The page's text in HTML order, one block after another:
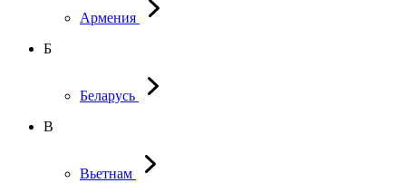
Армения
Б
Беларусь
В
Вьетнам